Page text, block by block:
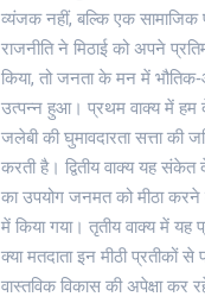
व्यंजक नहीं, बल्कि एक सामाजिक
राजनीति ने मिठाई को अपने
किया, तो जनता के मन में
उत्पन्न हुआ। प्रथम वाक्य में
जलेबी की घुमावदारता सत्ता की
करती है। द्वितीय वाक्य यह संकेत
का उपयोग जनमत को मीठा
में किया गया। तृतीय वाक्य में यह
क्या मतदाता इन मीठी प्रतीकों से
वास्तविक विकास की अपेक्षा कर